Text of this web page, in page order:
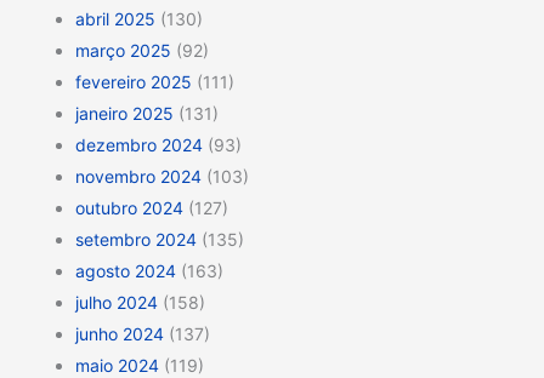
abril 2025 (130)
março 2025 (92)
fevereiro 2025 (111)
janeiro 2025 (131)
dezembro 2024 (93)
novembro 2024 (103)
outubro 2024 (127)
setembro 2024 (135)
agosto 2024 (163)
julho 2024 (158)
junho 2024 (137)
maio 2024 (119)